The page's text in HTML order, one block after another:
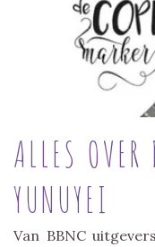
ALLES
YUNUYEI
Van BBNC